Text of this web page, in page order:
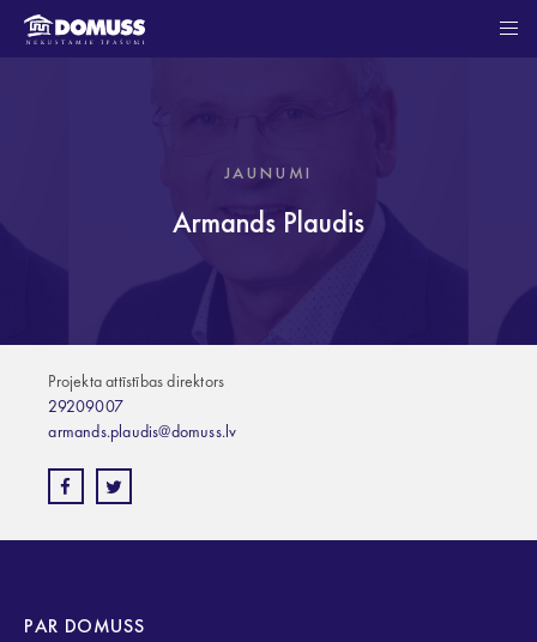
JAUNUMI
Armands Plaudis
Projekta attīstības direktors
29209007
armands.plaudis@domuss.lv
PAR DOMUSS